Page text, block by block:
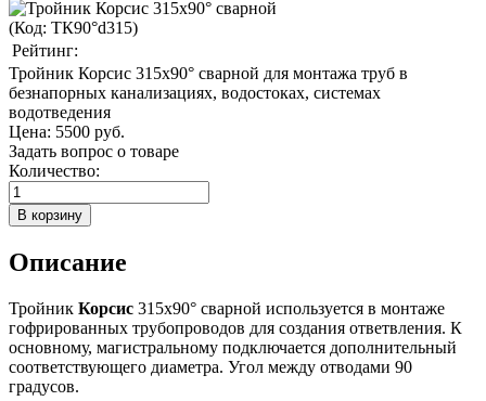
(Код: ТК90°d315)
Рейтинг:
Тройник Корсис 315x90° сварной для монтажа труб в
безнапорных канализациях, водостоках, системах
водотведения
Цена: 5500 руб.
Задать вопрос о товаре
Количество:
Описание
Тройник Корсис 315x90° сварной используется в монтаже
гофрированных трубопроводов для создания ответвления. К
основному, магистральному подключается дополнительный
соответствующего диаметра. Угол между отводами 90
градусов.